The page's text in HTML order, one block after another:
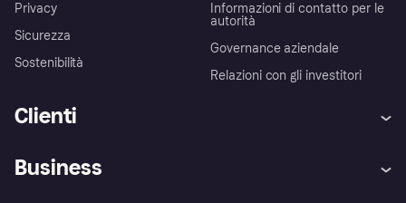
Privacy
Sicurezza
Sostenibilità
Informazioni di contatto per le
autorità
Governance aziendale
Relazioni con gli investitori
Clienti
Assistenza
Business